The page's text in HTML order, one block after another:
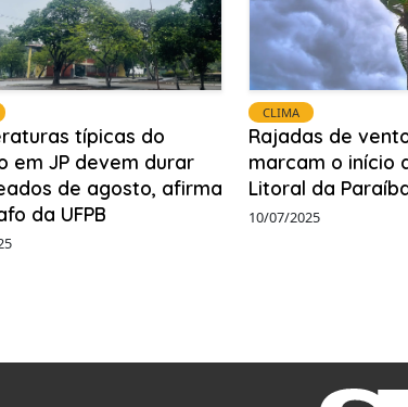
típicas do
em JP devem durar
de agosto, afirma
da UFPB
CLIMA
Rajadas de
marcam o início
Litoral da
10/07/2025